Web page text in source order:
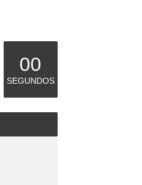
00
SEGUNDOS